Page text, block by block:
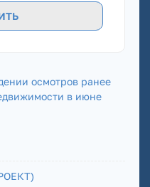
осмотров ранее
в июне